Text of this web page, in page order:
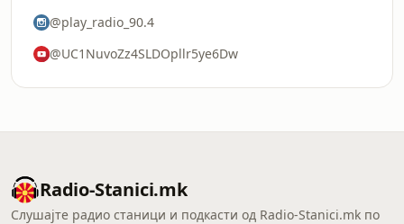
@play_radio_90.4
@UC1NuvoZz4SLDOpllr5ye6Dw
Radio-Stanici.mk
Слушајте радио станици и подкасти од Radio-Stanici.mk по